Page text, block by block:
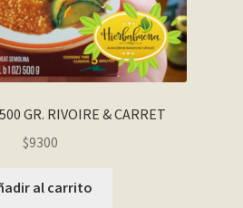
GR. RIVOIRE & CARRET
$9300
al carrito